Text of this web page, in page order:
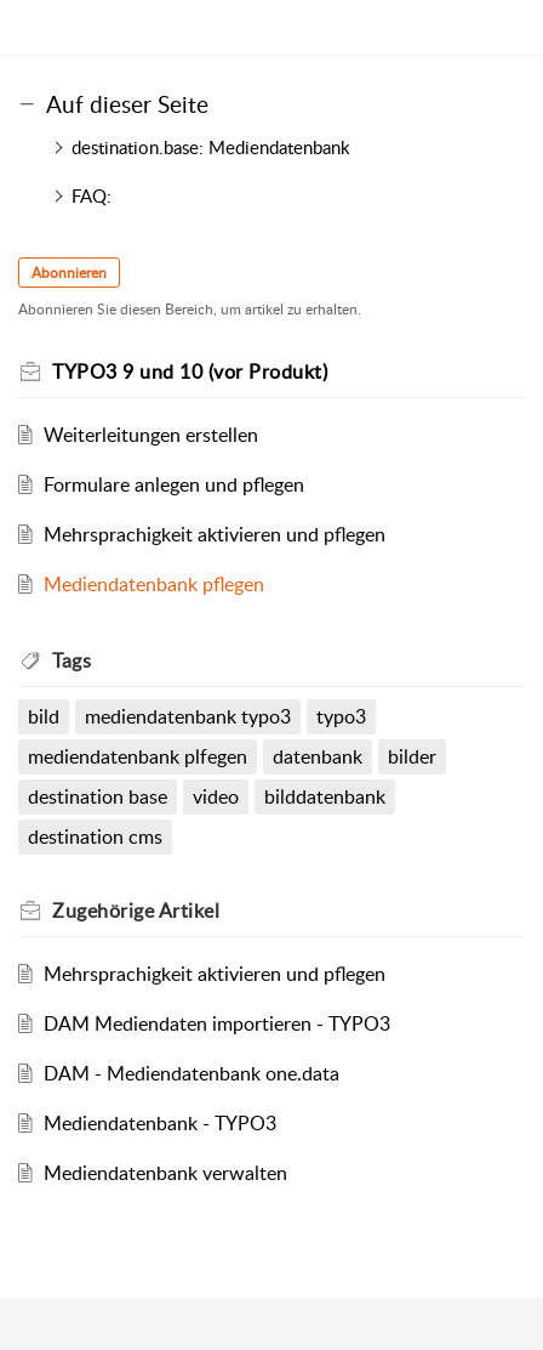
Auf dieser Seite
destination.base: Mediendatenbank
FAQ:
Abonnieren
Abonnieren Sie diesen Bereich, um artikel zu erhalten.
TYPO3 9 und 10 (vor Produkt)
Weiterleitungen erstellen
Formulare anlegen und pflegen
Mehrsprachigkeit aktivieren und pflegen
Mediendatenbank pflegen
Tags
bild mediendatenbank typo3
typo3
mediendatenbank plfegen
datenbank
bilder
destination base
video
bilddatenbank
destination cms
ZugehörigeArtikel
Mehrsprachigkeit aktivieren und pflegen
DAM Mediendaten importieren - TYPO3
DAM - Mediendatenbank one.data
Mediendatenbank - TYPO3
Mediendatenbank verwalten